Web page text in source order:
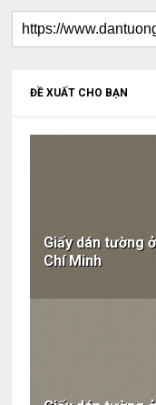
ĐỀ XUẤT CHO BẠN
Giấy dán tường
Chí Minh